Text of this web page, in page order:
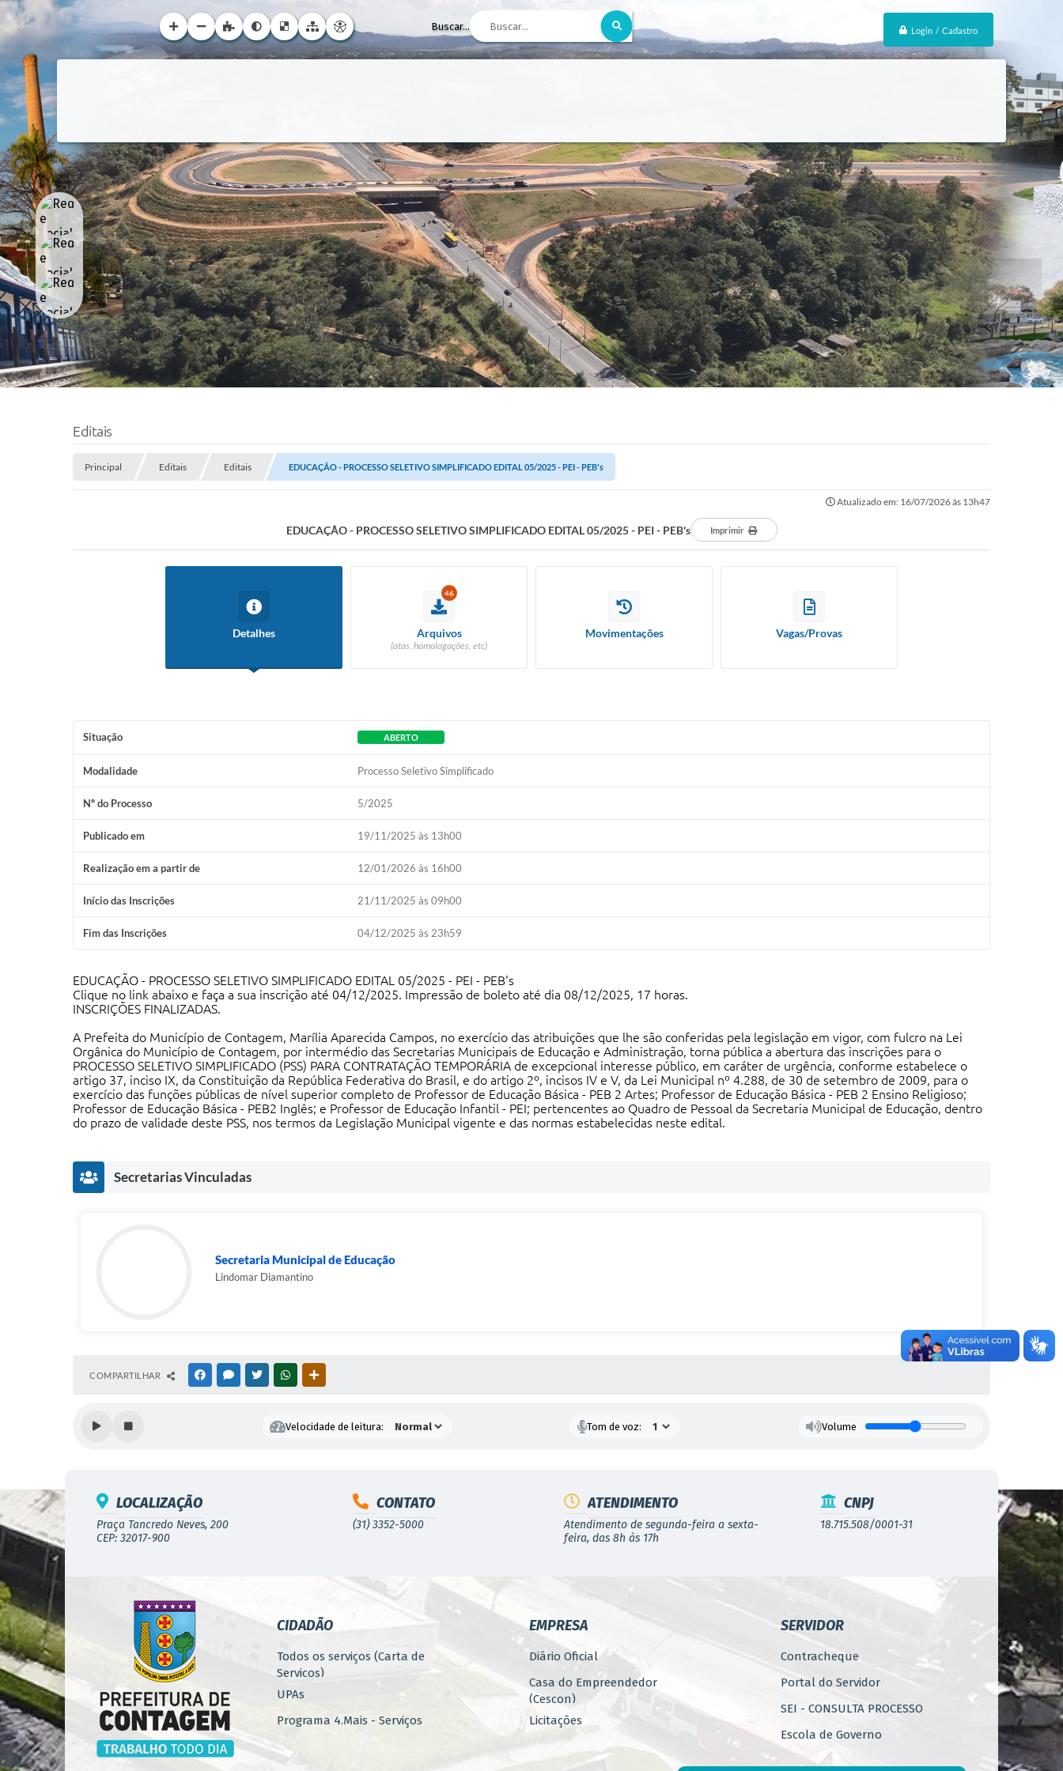
Login / Cadastro
Buscar...
Editais
Principal Editais Editais EDUCAÇÃO - PROCESSO SELETIVO SIMPLIFICADO EDITAL 05/2025 - PEI - PEB's
Atualizado em: 16/07/2026 às 13h47
EDUCAÇÃO - PROCESSO SELETIVO SIMPLIFICADO EDITAL 05/2025 - PEI - PEB's Imprimir
Detalhes
46
Arquivos
(atas, homologações, etc)
Movimentações Vagas/Provas
Situação ABERTO
Modalidade Processo Seletivo Simplificado
Nº do Processo 5/2025
Publicado em 19/11/2025 às 13h00
Realização em a partir de 12/01/2026 às 16h00
Início das Inscrições 21/11/2025 às 09h00
Fim das Inscrições 04/12/2025 às 23h59
EDUCAÇÃO - PROCESSO SELETIVO SIMPLIFICADO EDITAL 05/2025 - PEI - PEB's
Clique no link abaixo e faça a sua inscrição até 04/12/2025. Impressão de boleto até dia 08/12/2025, 17 horas.
INSCRIÇÕES FINALIZADAS.
A Prefeita do Município de Contagem, Marília Aparecida Campos, no exercício das atribuições que lhe são conferidas pela legislação em vigor, com fulcro na Lei
Orgânica do Município de Contagem, por intermédio das Secretarias Municipais de Educação e Administração, torna pública a abertura das inscrições para o
PROCESSO SELETIVO SIMPLIFICADO (PSS) PARA CONTRATAÇÃO TEMPORÁRIA de excepcional interesse público, em caráter de urgência, conforme estabelece o
artigo 37, inciso IX, da Constituição da República Federativa do Brasil, e do artigo 2º, incisos IV e V, da Lei Municipal nº 4.288, de 30 de setembro de 2009, para o
exercício das funções públicas de nível superior completo de Professor de Educação Básica - PEB 2 Artes; Professor de Educação Básica - PEB 2 Ensino Religioso;
Professor de Educação Básica - PEB2 Inglês; e Professor de Educação Infantil - PEI; pertencentes ao Quadro de Pessoal da Secretaria Municipal de Educação, dentro
do prazo de validade deste PSS, nos termos da Legislação Municipal vigente e das normas estabelecidas neste edital.
Secretarias Vinculadas
Secretaria Municipal de Educação
Lindomar Diamantino
COMPARTILHAR FACEBOOKMESSENGER
TWITTERWHATSAPP
Velocidade de leitura: Tom de voz: Volume
LOCALIZAÇÃO
Praça Tancredo Neves, 200
CEP: 32017-900
CONTATO
(31) 3352-5000
ATENDIMENTO
Atendimento de segunda-feira a sexta-
feira, das 8h às 17h
CNPJ
18.715.508/0001-31
CIDADÃO
Todos os serviços (Carta de
Serviços)
UPAs
Programa 4.Mais - Serviços
EMPRESA
Diário Oficial
Casa do Empreendedor
(Cescon)
Licitações
PARCERIAS
SERVIDOR
Contracheque
Portal do Servidor
SEI - CONSULTA PROCESSO
Escola de Governo
WebMail